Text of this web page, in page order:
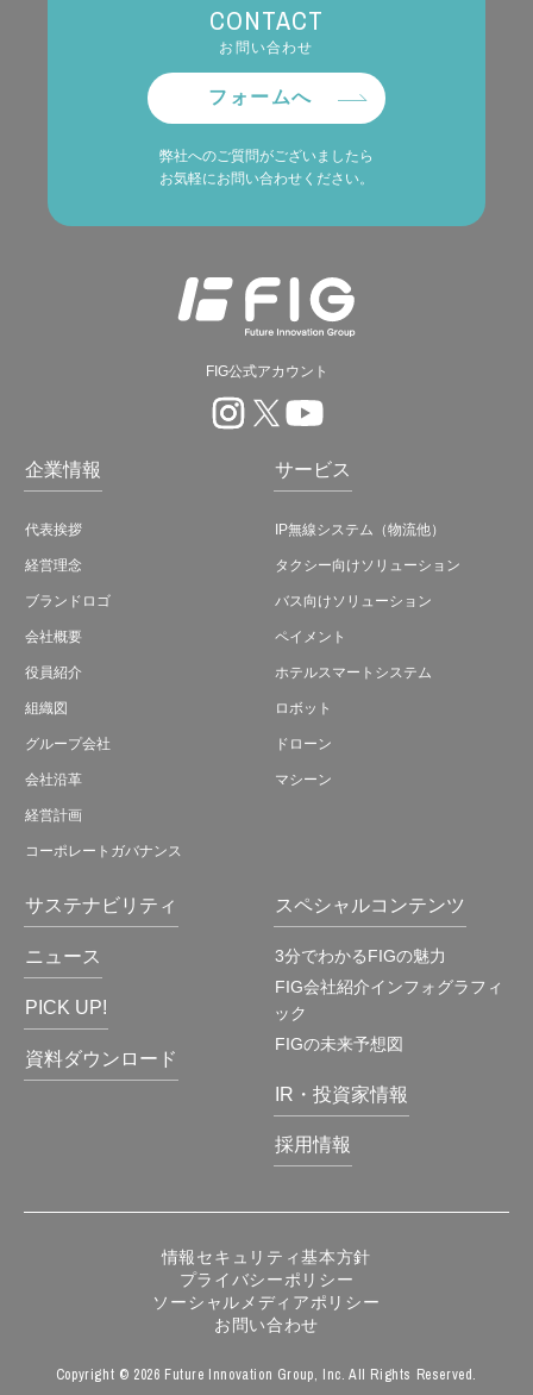
CONTACT
お問い合わせ
フォームへ
弊社へのご質問がございましたら
お気軽にお問い合わせください。
FIG公式アカウント
企業情報
代表挨拶
経営理念
ブランドロゴ
会社概要
役員紹介
組織図
グループ会社
会社沿革
経営計画
コーポレートガバナンス
サービス
IP無線システム（物流他）
タクシー向けソリューション
バス向けソリューション
ペイメント
ホテルスマートシステム
ロボット
ドローン
マシーン
サステナビリティ
ニュース
PICK UP!
資料ダウンロード
スペシャルコンテンツ
3分でわかるFIGの魅力
FIG会社紹介インフォグラフィ
ック
FIGの未来予想図
IR・投資家情報
採用情報
情報セキュリティ基本方針
プライバシーポリシー
ソーシャルメディアポリシー
お問い合わせ
Copyright © 2026 Future Innovation Group, Inc. All Rights Reserved.